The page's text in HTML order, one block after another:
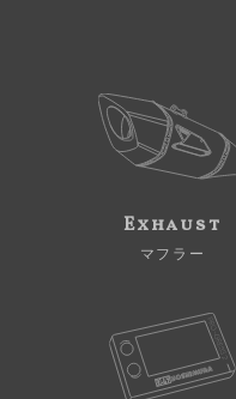
Exhaust
マフラー